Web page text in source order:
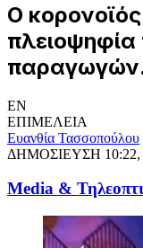
Ο
EN
ΕΠΙΜΕΛΕΙΑ
Ευανθία Τασσοπούλου
ΔΗΜΟΣΙΕΥΣΗ
Media &